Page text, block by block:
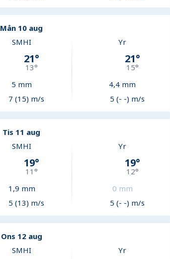
Mån 10 aug
SMHI
21°
13°
5 mm
7 (15) m/s
Yr
21°
15°
4,4 mm
5 (- -) m/s
Tis 11 aug
SMHI
19°
11 °
1,9 mm
5 (13) m/s
Yr
19°
12°
0 mm
5 (- -) m/s
Ons 12 aug
SMHI Yr